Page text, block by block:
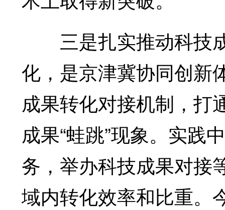
三是扎实推动科技
化，是京津冀协同创新
成果转化对接机制，打
成果“蛙跳”现象。实践
务，举办科技成果对接
域内转化效率和比重。